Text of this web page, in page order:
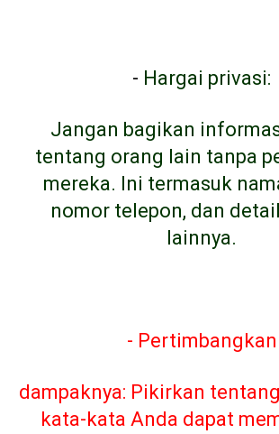
- Hargai privasi:
Jangan bagikan
tentang orang lain tanpa
mereka. Ini termasuk
nomor telepon, dan
lainnya.
- Pertimbangkan
dampaknya: Pikirkan
kata-kata Anda dapat